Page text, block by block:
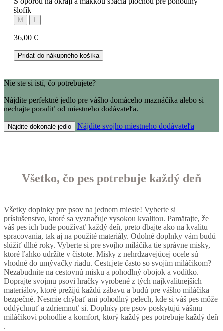
šlofík
M L
36,00 €
Pridať do nákupného košíka
Nie ste si istí, čo potrebujete?
Nájdite perfektné jedlo pre vášho domáceho maznáčika alebo si
nechajte poradiť od miestneho dodávateľa.
Nájdite dokonalé jedlo Nájdite svojho miestneho dodávateľa
Všetko, čo pes potrebuje každý deň
Všetky doplnky pre psov na jednom mieste! Vyberte si
príslušenstvo, ktoré sa vyznačuje vysokou kvalitou. Pamätajte, že
váš pes ich bude používať každý deň, preto dbajte ako na kvalitu
spracovania, tak aj na použité materiály. Odolné doplnky vám budú
slúžiť dlhé roky. Vyberte si pre svojho miláčika tie správne misky,
ktoré ľahko udržíte v čistote. Misky z nehrdzavejúcej ocele sú
vhodné do umývačky riadu. Cestujete často so svojím miláčikom?
Nezabudnite na cestovnú misku a pohodlný obojok a vodítko.
Doprajte svojmu psovi hračky vyrobené z tých najkvalitnejších
materiálov, ktoré prežijú každú zábavu a budú pre vášho miláčika
bezpečné. Nesmie chýbať ani pohodlný pelech, kde si váš pes môže
oddýchnuť a zdriemnuť si. Doplnky pre psov poskytujú vášmu
miláčikovi pohodlie a komfort, ktorý každý pes potrebuje každý deň
.